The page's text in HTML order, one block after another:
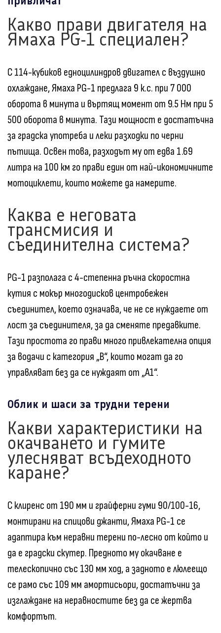
Какво прави двигателя на
Ямаха PG-1 специален?
С 114-кубиков едноцилиндров двигател с въздушно
охлаждане, Ямаха PG-1 предлага 9 к.с. при 7 000
оборота в минута и въртящ момент от 9.5 Нм при 5
500 оборота в минута. Тази мощност е достатъчна
за градска употреба и леки разходки по черни
пътища. Освен това, разходът му от едва 1.69
литра на 100 км го прави един от най-икономичните
мотоциклети, които можете да намерите.
Каква е неговата
трансмисия и
съединителна система?
PG-1 разполага с 4-степенна ръчна скоростна
кутия с мокър многодисков центробежен
съединител, което означава, че не се нуждаете от
лост за съединителя, за да сменяте предавките.
Тази простота го прави много привлекателна опция
за водачи с категория „B“, които могат да го
управляват без да се нуждаят от „A1“.
Облик и шаси за трудни терени
Какви характеристики на
окачването и гумите
улесняват всъдеходното
каране?
С клиренс от 190 мм и грайферни гуми 90/100-16,
монтирани на спицови джанти, Ямаха PG-1 се
адаптира към неравни терени по-лесно от който и
да е градски скутер. Предното му окачване е
телескопично със 130 мм ход, а задното е люлеещо
се рамо със 109 мм амортисьори, достатъчни за
изглаждане на неравностите без да се жертва
комфортът.